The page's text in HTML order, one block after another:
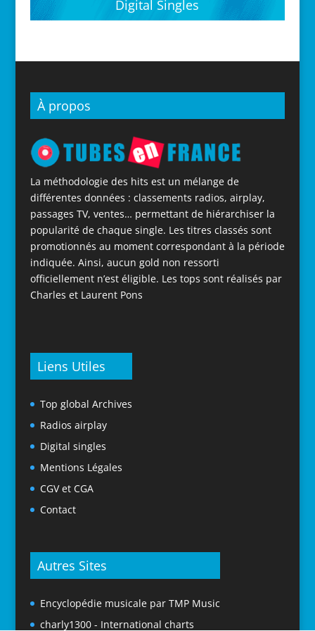
Digital Singles
À propos
La méthodologie des hits est un mélange de
différentes données : classements radios, airplay,
passages TV, ventes… permettant de hiérarchiser la
popularité de chaque single. Les titres classés sont
promotionnés au moment correspondant à la période
indiquée. Ainsi, aucun gold non ressorti
officiellement n’est éligible. Les tops sont réalisés par
Charles et Laurent Pons
Liens Utiles
Top global Archives
Radios airplay
Digital singles
Mentions Légales
CGV et CGA
Contact
Autres Sites
Encyclopédie musicale par TMP Music
charly1300 - International charts